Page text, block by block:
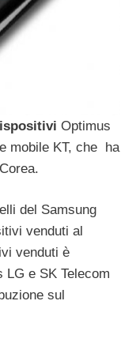
Optimus
mobile KT, che ha
del Samsung
venduti al
venduti è
LG e SK Telecom
sul